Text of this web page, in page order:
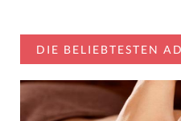
DIE BELIEBTESTEN